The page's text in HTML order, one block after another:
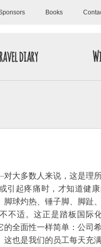
Books
diary
对大多数人来说，这是理
引起疼痛时，才知道健
球灼热、锤子脚、脚趾
不适。这正是踏板国际
全面性一样简单：公司
也是我们的员工每天充